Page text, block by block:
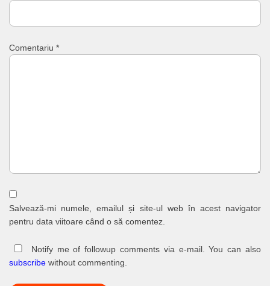
Comentariu *
Salvează-mi numele, emailul și site-ul web în acest navigator
pentru data viitoare când o să comentez.
Notify me of followup comments via e-mail. You can also
subscribe without commenting.